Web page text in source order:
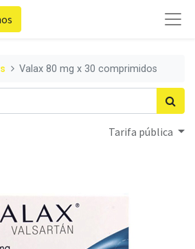
Valax 80 mg x 30 comprimidos
Tarifa pública